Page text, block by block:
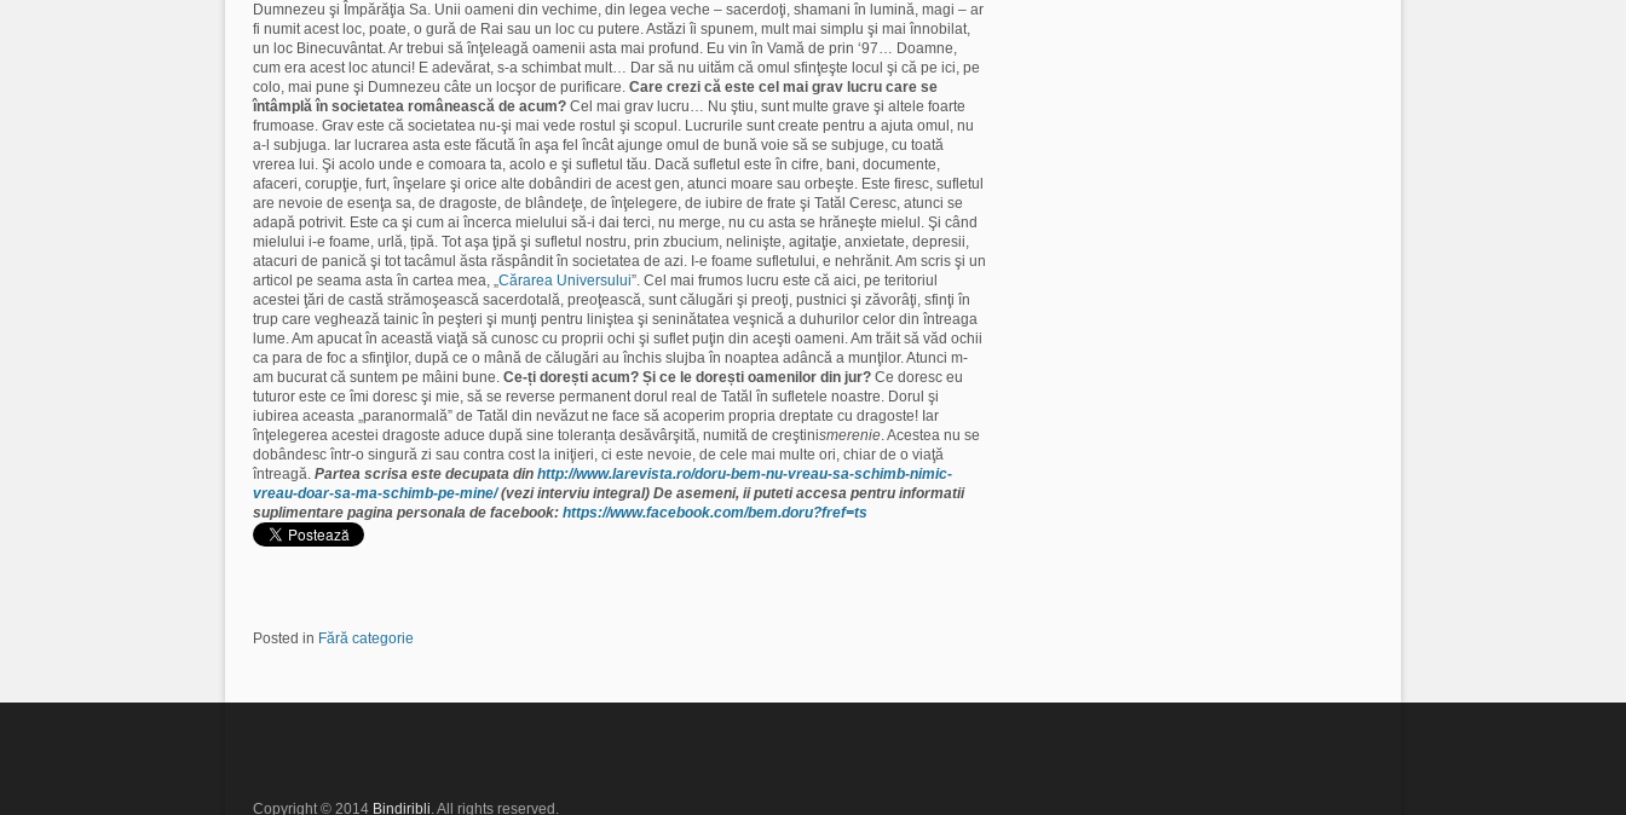
Dumnezeu şi Împărăţia Sa. Unii oameni din vechime, din legea veche – sacerdoţi, shamani în lumină, magi – ar
fi numit acest loc, poate, o gură de Rai sau un loc cu putere. Astăzi îi spunem, mult mai simplu şi mai înnobilat,
un loc Binecuvântat. Ar trebui să înţeleagă oamenii asta mai profund. Eu vin în Vamă de prin ‘97… Doamne,
cum era acest loc atunci! E adevărat, s-a schimbat mult… Dar să nu uităm că omul sfinţeşte locul şi că pe ici, pe
colo, mai pune şi Dumnezeu câte un locşor de purificare. Care crezi că este cel mai grav lucru care se
întâmplă în societatea românească de acum? Cel mai grav lucru… Nu ştiu, sunt multe grave şi altele foarte
frumoase. Grav este că societatea nu-şi mai vede rostul şi scopul. Lucrurile sunt create pentru a ajuta omul, nu
a-l subjuga. Iar lucrarea asta este făcută în aşa fel încât ajunge omul de bună voie să se subjuge, cu toată
vrerea lui. Şi acolo unde e comoara ta, acolo e şi sufletul tău. Dacă sufletul este în cifre, bani, documente,
afaceri, corupţie, furt, înşelare şi orice alte dobândiri de acest gen, atunci moare sau orbeşte. Este firesc, sufletul
are nevoie de esenţa sa, de dragoste, de blândeţe, de înţelegere, de iubire de frate şi Tatăl Ceresc, atunci se
adapă potrivit. Este ca şi cum ai încerca mielului să-i dai terci, nu merge, nu cu asta se hrăneşte mielul. Şi când
mielului i-e foame, urlă, țipă. Tot aşa ţipă şi sufletul nostru, prin zbucium, nelinişte, agitaţie, anxietate, depresii,
atacuri de panică şi tot tacâmul ăsta răspândit în societatea de azi. I-e foame sufletului, e nehrănit. Am scris şi un
articol pe seama asta în cartea mea, „Cărarea Universului”. Cel mai frumos lucru este că aici, pe teritoriul
acestei ţări de castă strămoşească sacerdotală, preoţească, sunt călugări şi preoţi, pustnici şi zăvorâţi, sfinţi în
trup care veghează tainic în peşteri şi munţi pentru liniştea şi seninătatea veşnică a duhurilor celor din întreaga
lume. Am apucat în această viaţă să cunosc cu proprii ochi şi suflet puţin din aceşti oameni. Am trăit să văd ochii
ca para de foc a sfinţilor, după ce o mână de călugări au închis slujba în noaptea adâncă a munţilor. Atunci m-
am bucurat că suntem pe mâini bune. Ce-ți dorești acum? Și ce le dorești oamenilor din jur? Ce doresc eu
tuturor este ce îmi doresc şi mie, să se reverse permanent dorul real de Tatăl în sufletele noastre. Dorul şi
iubirea aceasta „paranormală” de Tatăl din nevăzut ne face să acoperim propria dreptate cu dragoste! Iar
înţelegerea acestei dragoste aduce după sine toleranța desăvârşită, numită de creştinismerenie. Acestea nu se
dobândesc într-o singură zi sau contra cost la iniţieri, ci este nevoie, de cele mai multe ori, chiar de o viaţă
întreagă. Partea scrisa este decupata din http://www.larevista.ro/doru-bem-nu-vreau-sa-schimb-nimic-
vreau-doar-sa-ma-schimb-pe-mine/(vezi interviu integral) De asemeni, ii puteti accesa pentru informatii
suplimentare pagina personala de facebook: https://www.facebook.com/bem.doru?fref=ts
Posted in Fără categorie
Copyright © 2014 Bindiribli. All rights reserved.